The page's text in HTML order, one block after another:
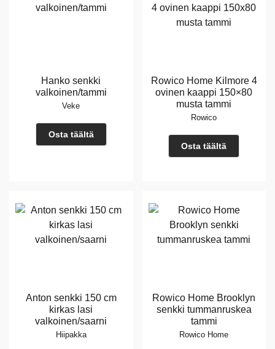
Hanko senkki
valkoinen/tammi
Veke
Osta täältä
Rowico Home Kilmore 4
ovinen kaappi 150×80
musta tammi
Rowico
Osta täältä
Anton senkki 150 cm
kirkas lasi
valkoinen/saarni
Hiipakka
Rowico Home Brooklyn
senkki tummanruskea
tammi
Rowico Home